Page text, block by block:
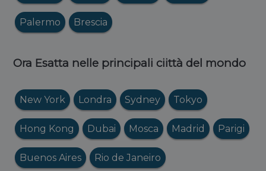
Palermo Brescia
Ora Esatta nelle principali ciittà del mondo
New York Londra Sydney Tokyo
Hong Kong Dubai Mosca Madrid Parigi
Buenos Aires Rio de Janeiro